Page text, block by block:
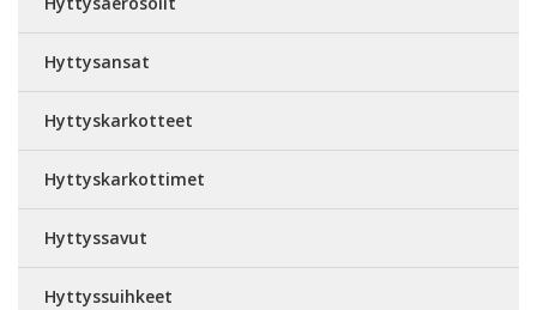
Hyttysansat
Hyttyskarkotteet
Hyttyskarkottimet
Hyttyssavut
Hyttyssuihkeet